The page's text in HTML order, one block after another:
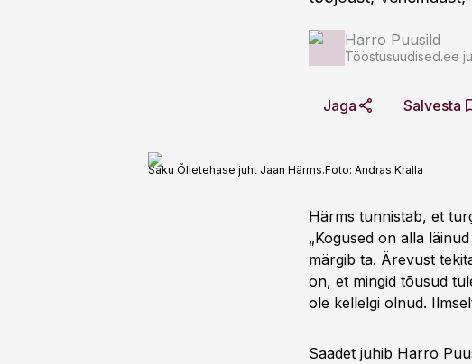
Harro Puusild
Tööstusuudised.ee
Jaga Salvesta
Saku Õlletehase juht Jaan Härms.Foto: Andras Kralla
Härms tunnistab, et
„Kogused on alla
märgib ta. Ärevust
on, et mingid tõusud
ole kellelgi olnud.
Saadet juhib Harro